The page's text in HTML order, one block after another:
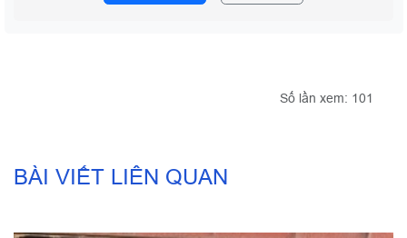
Số lần xem: 101
BÀI VIẾT LIÊN QUAN